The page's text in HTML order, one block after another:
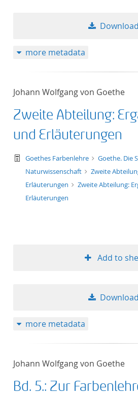
Download
more metadata
Johann Wolfgang von Goethe
Zweite Abteilung:
und Erläuterungen
text/tg.work+xml
Goethes Farbenlehre
Goethe. Die
Naturwissenschaft
Zweite
Erläuterungen
Zweite Abteilung:
Erläuterungen
Add to
Download
more metadata
Johann Wolfgang von Goethe
Bd. 5.: Zur